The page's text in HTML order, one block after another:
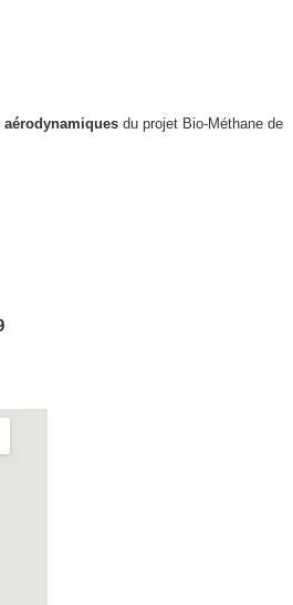
aérodynamiquesdu projet Bio-Méthane de